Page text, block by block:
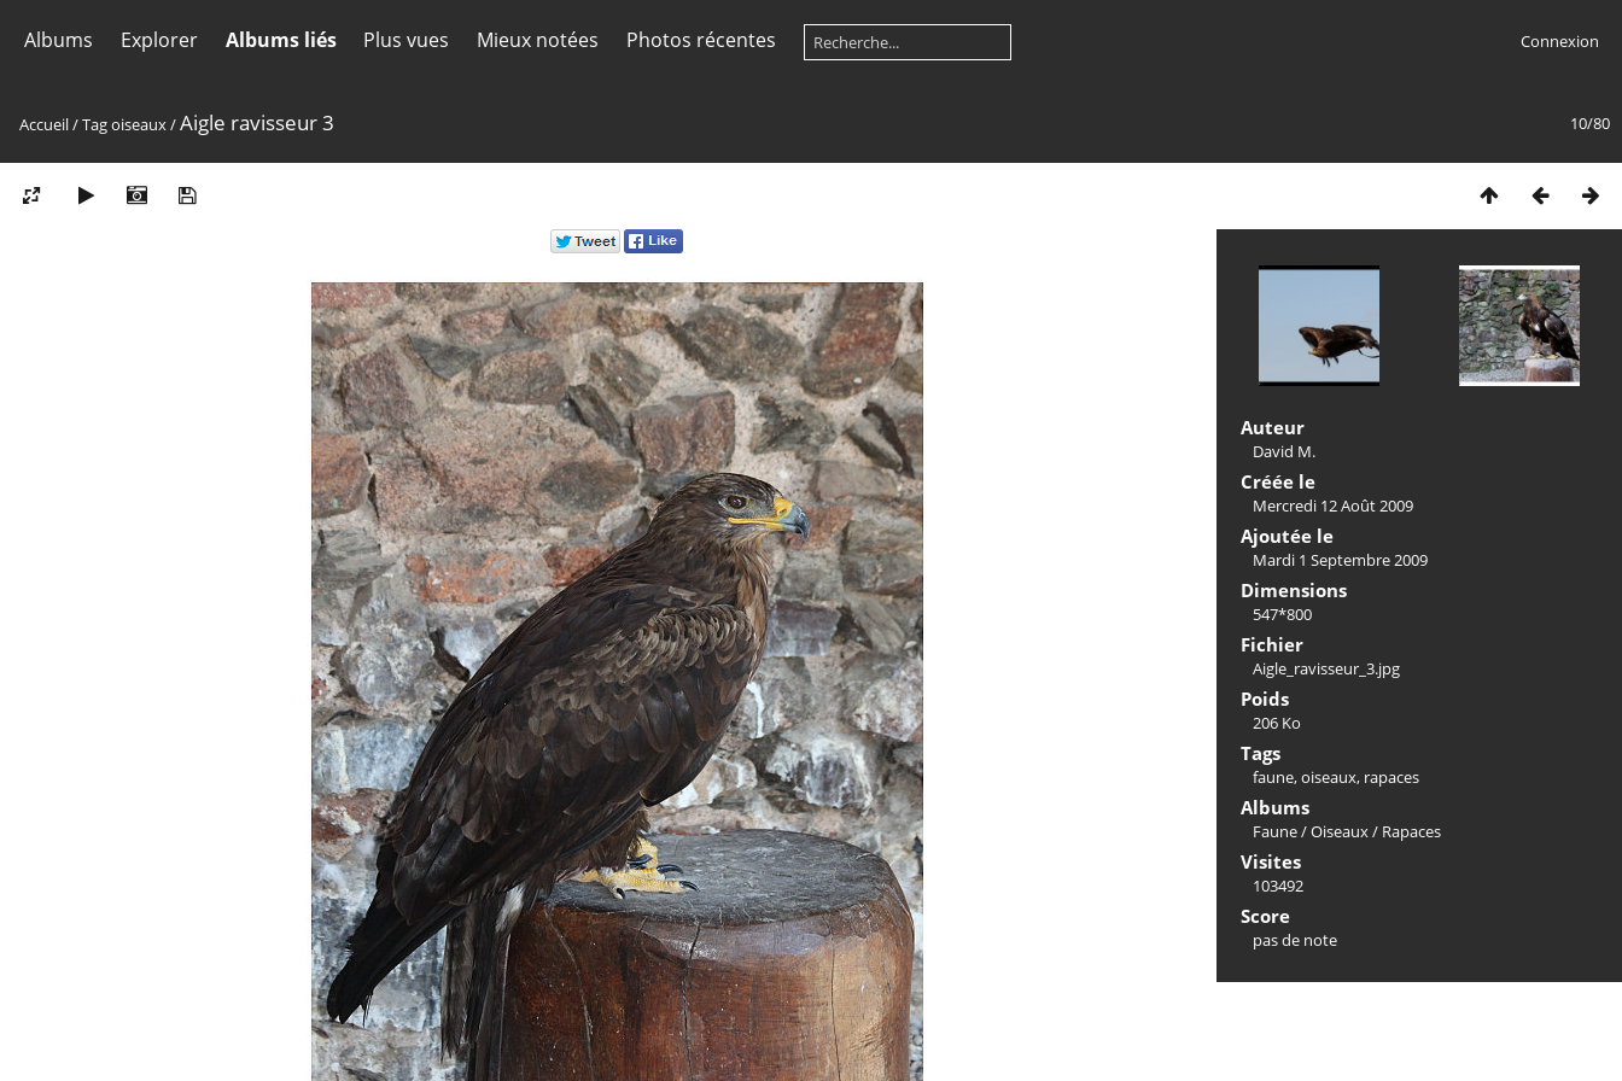
Albums Explorer Albums liés Plus vues Mieux notées Photos récentes Connexion
10/80
Accueil/Tagoiseaux/Aigle ravisseur 3
Auteur
David M.
Créée le
Mercredi 12 Août 2009
Ajoutée le
Mardi 1 Septembre 2009
Dimensions
547*800
Fichier
Aigle_ravisseur_3.jpg
Poids
206 Ko
Tags
faune,oiseaux, rapaces
Albums
Faune/Oiseaux/ Rapaces
Visites
103492
Score
pas de note